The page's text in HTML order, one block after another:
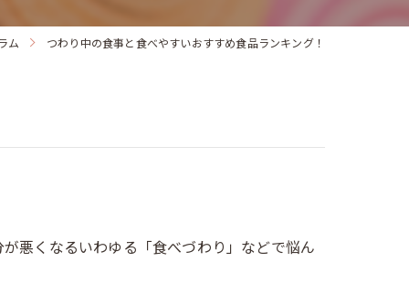
ム つわり中の食事と食べやすいおすすめ食品ランキング！
悪くなるいわゆる「食べづわり」などで悩ん